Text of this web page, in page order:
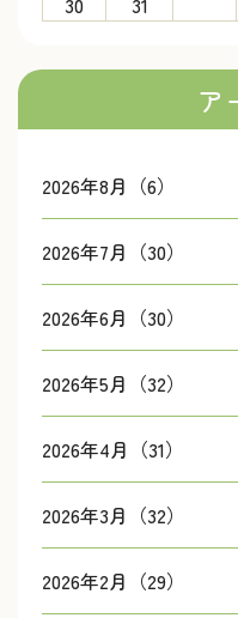
ア
2026年8月（6）
2026年7月（30）
2026年6月（30）
2026年5月（32）
2026年4月（31）
2026年3月（32）
2026年2月（29）